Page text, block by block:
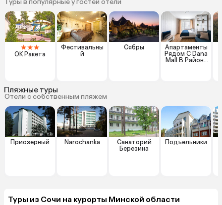
★★★
ОК Ракета
Фестивальны
й
Сябры
Апартаменты
Рядом С Dana
Mall В Районе
Пляжные туры
Отели с собственным пляжем
Приозерный Narochanka
Санаторий
Березина
Подъельники
Туры из Сочи на курорты Минской области